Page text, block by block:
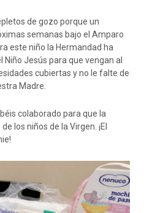
de gozo porque un
semanas bajo el Amparo
este niño la Hermandad ha
Jesús para que vengan al
cubiertas y no le falte de
Madre.
colaborado para que la
los niños de la Virgen. ¡El